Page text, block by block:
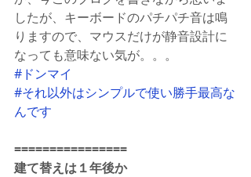
したが、キーボードのパチパチ音は鳴
りますので、マウスだけが静音設計に
なっても意味ない気が。。。
#ドンマイ
#それ以外はシンプルで使い勝手最高な
んです
================
建て替えは１年後か